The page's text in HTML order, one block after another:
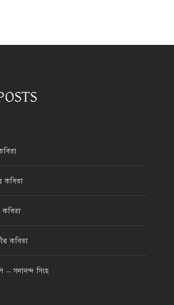
কবিতা
কবিতা
কবিতা
– সদানন্দ সিংহ